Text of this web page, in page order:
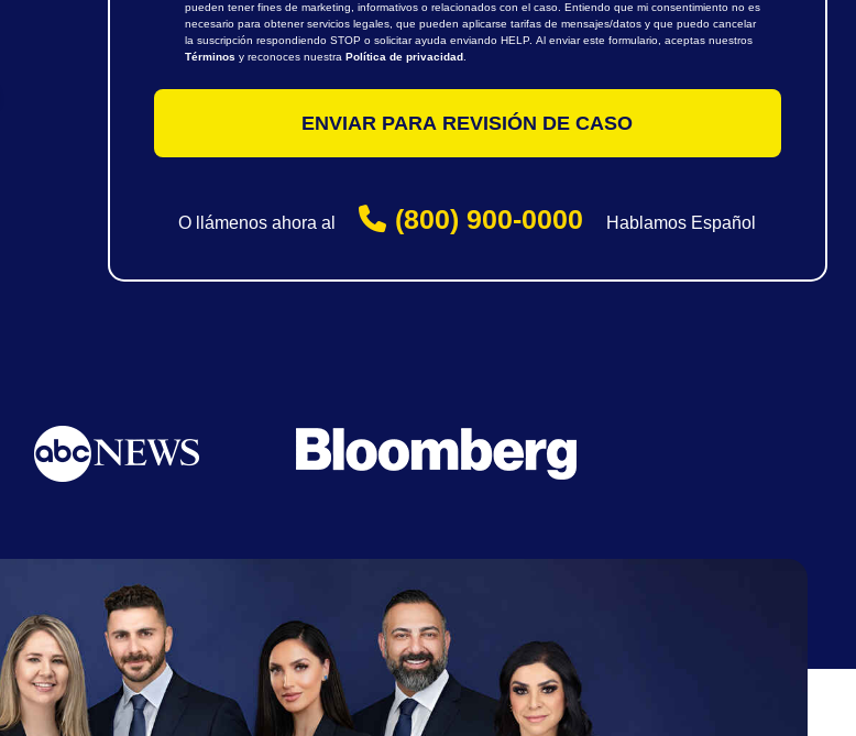
pueden tener fines de marketing, informativos o relacionados con el caso. Entiendo que mi consentimiento no es
necesario para obtener servicios legales, que pueden aplicarse tarifas de mensajes/datos y que puedo cancelar
la suscripción respondiendo STOP o solicitar ayuda enviando HELP. Al enviar este formulario, aceptas nuestros
Términos y reconoces nuestra Política de privacidad .
O llámenos ahora al (800) 900-0000 Hablamos Español